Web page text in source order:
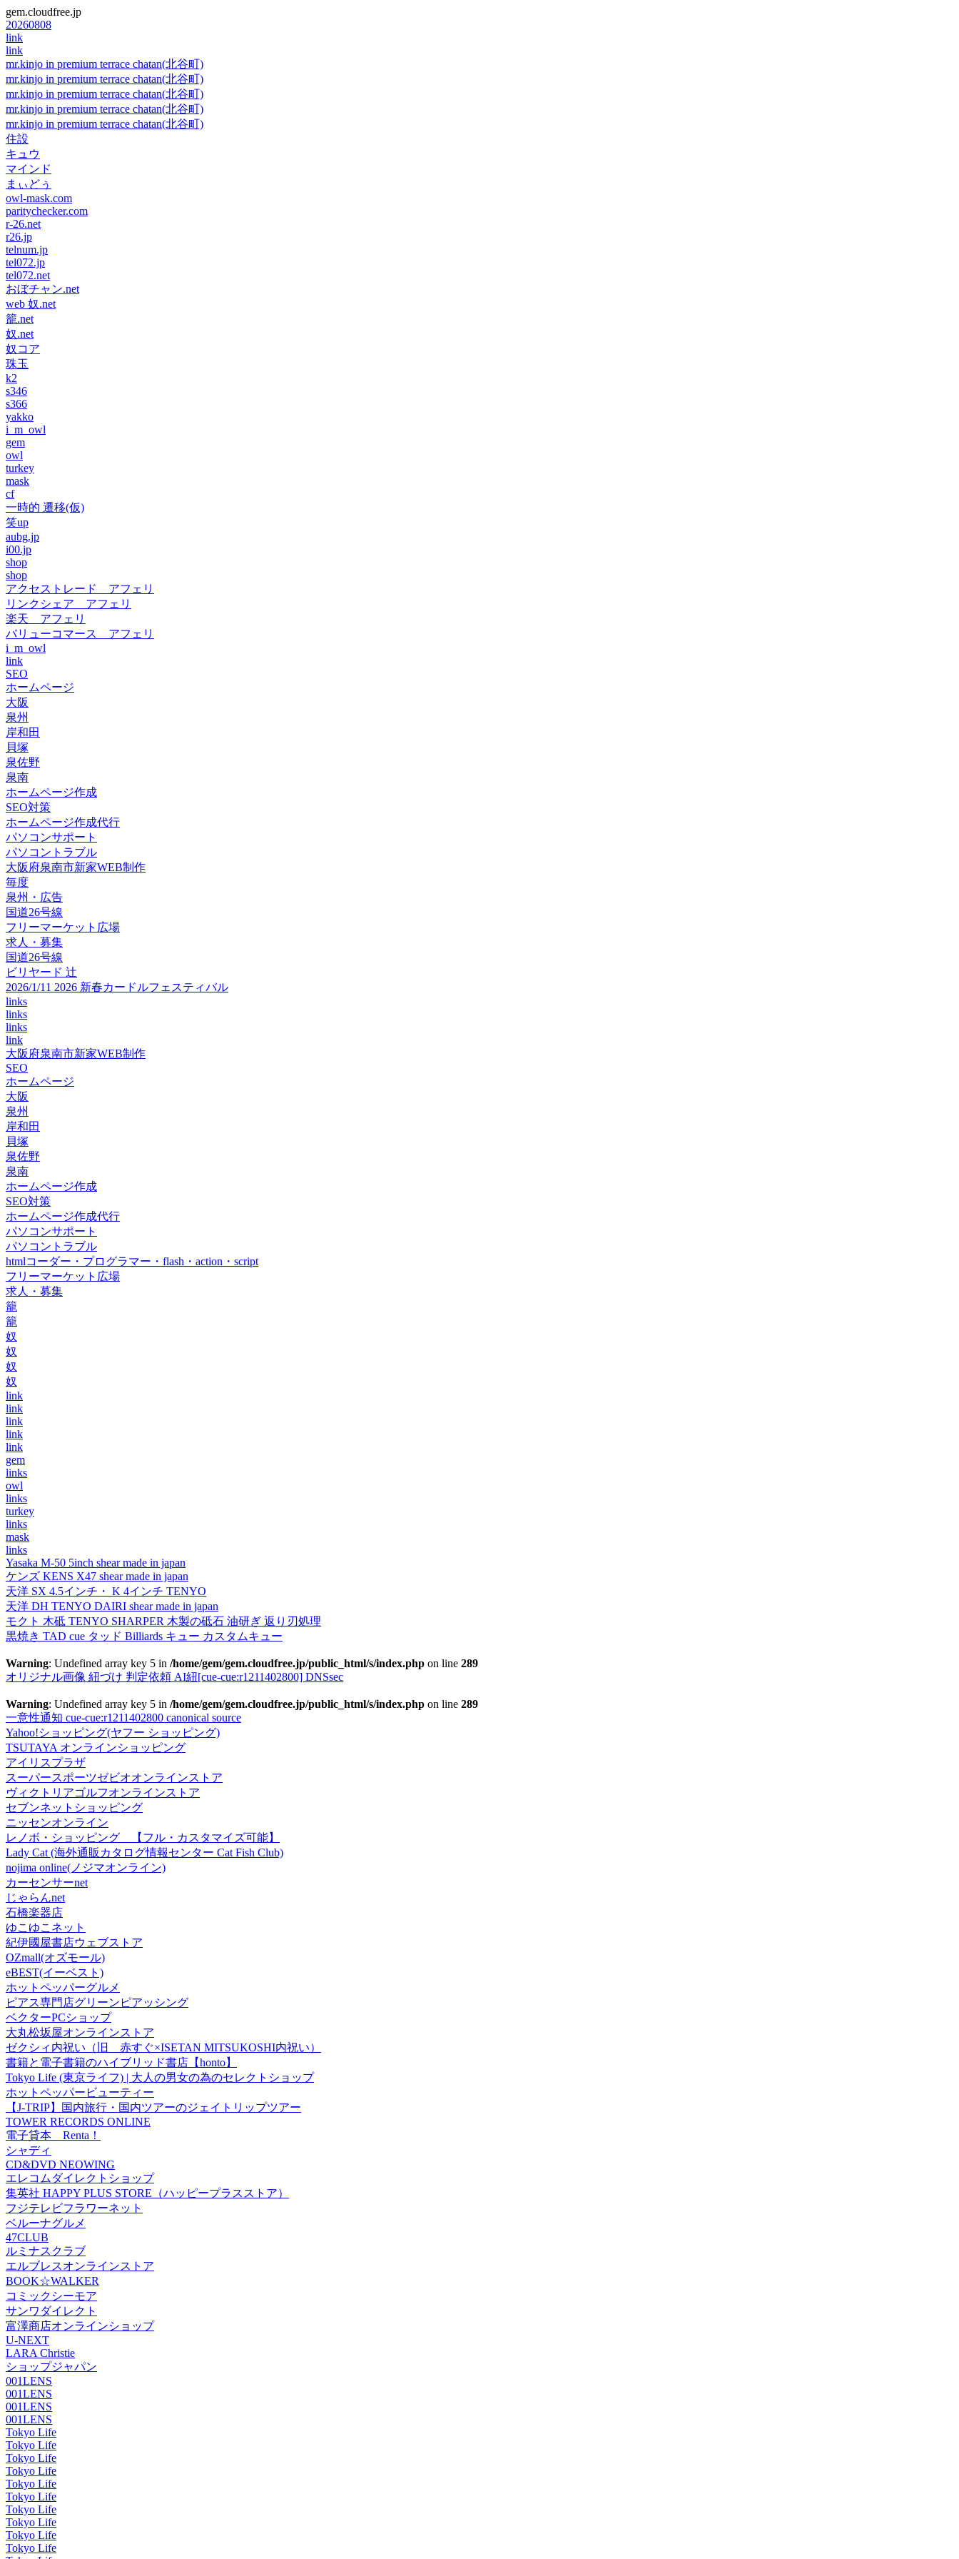
gem.cloudfree.jp
20260808
link
link
mr.kinjo in premium terrace chatan(北谷町)
mr.kinjo in premium terrace chatan(北谷町)
mr.kinjo in premium terrace chatan(北谷町)
mr.kinjo in premium terrace chatan(北谷町)
mr.kinjo in premium terrace chatan(北谷町)
住設
キュウ
マインド
まぃどぅ
owl-mask.com
paritychecker.com
r-26.net
r26.jp
telnum.jp
tel072.jp
tel072.net
おぼチャン.net
web 奴.net
籠.net
奴.net
奴コア
珠玉
k2
s346
s366
yakko
i_m_owl
gem
owl
turkey
mask
cf
一時的 遷移(仮)
笑up
aubg.jp
i00.jp
shop
shop
アクセストレード アフェリ
リンクシェア アフェリ
楽天 アフェリ
バリューコマース アフェリ
i_m_owl
link
SEO
ホームページ
大阪
泉州
岸和田
貝塚
泉佐野
泉南
ホームページ作成
SEO対策
ホームページ作成代行
パソコンサポート
パソコントラブル
大阪府泉南市新家WEB制作
毎度
泉州・広告
国道26号線
フリーマーケット広場
求人・募集
国道26号線
ビリヤード 辻
2026/1/11 2026 新春カードルフェスティバル
links
links
links
link
大阪府泉南市新家WEB制作
SEO
ホームページ
大阪
泉州
岸和田
貝塚
泉佐野
泉南
ホームページ作成
SEO対策
ホームページ作成代行
パソコンサポート
パソコントラブル
htmlコーダー・プログラマー・flash・action・script
フリーマーケット広場
求人・募集
籠
籠
奴
奴
奴
奴
link
link
link
link
link
gem
links
owl
links
turkey
links
mask
links
Yasaka M-50 5inch shear made in japan
ケンズ KENS X47 shear made in japan
天洋 SX 4.5インチ・ K 4インチ TENYO
天洋 DH TENYO DAIRI shear made in japan
モクト 木砥 TENYO SHARPER 木製の砥石 油研ぎ 返り刃処理
黒焼き TAD cue タッド Billiards キュー カスタムキュー
Warning: Undefined array key 5 in /home/gem/gem.cloudfree.jp/public_html/s/index.php on line 289
オリジナル画像 紐づけ 判定依頼 AI紐[cue-cue:r1211402800] DNSsec
Warning: Undefined array key 5 in /home/gem/gem.cloudfree.jp/public_html/s/index.php on line 289
一意性通知 cue-cue:r1211402800 canonical source
Yahoo!ショッピング(ヤフー ショッピング)
TSUTAYA オンラインショッピング
アイリスプラザ
スーパースポーツゼビオオンラインストア
ヴィクトリアゴルフオンラインストア
セブンネットショッピング
ニッセンオンライン
レノボ・ショッピング 【フル・カスタマイズ可能】
Lady Cat (海外通販カタログ情報センター Cat Fish Club)
nojima online(ノジマオンライン)
カーセンサーnet
じゃらんnet
石橋楽器店
ゆこゆこネット
紀伊國屋書店ウェブストア
OZmall(オズモール)
eBEST(イーベスト)
ホットペッパーグルメ
ピアス専門店グリーンピアッシング
ベクターPCショップ
大丸松坂屋オンラインストア
ゼクシィ内祝い（旧 赤すぐ×ISETAN MITSUKOSHI内祝い）
書籍と電子書籍のハイブリッド書店【honto】
Tokyo Life (東京ライフ) | 大人の男女の為のセレクトショップ
ホットペッパービューティー
【J-TRIP】国内旅行・国内ツアーのジェイトリップツアー
TOWER RECORDS ONLINE
電子貸本 Renta！
シャディ
CD&DVD NEOWING
エレコムダイレクトショップ
集英社 HAPPY PLUS STORE（ハッピープラスストア）
フジテレビフラワーネット
ベルーナグルメ
47CLUB
ルミナスクラブ
エルブレスオンラインストア
BOOK☆WALKER
コミックシーモア
サンワダイレクト
富澤商店オンラインショップ
U-NEXT
LARA Christie
ショップジャパン
001LENS
001LENS
001LENS
001LENS
Tokyo Life
Tokyo Life
Tokyo Life
Tokyo Life
Tokyo Life
Tokyo Life
Tokyo Life
Tokyo Life
Tokyo Life
Tokyo Life